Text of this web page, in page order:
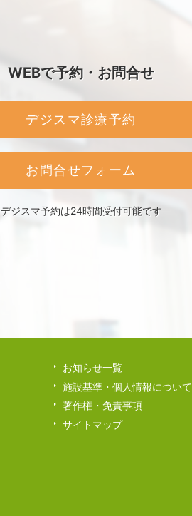
WEBで予約・お問合せ
デジスマ診療予約
お問合せフォーム
デジスマ予約は24時間受付可能です
お知らせ一覧
施設基準・個人情報について
著作権・免責事項
サイトマップ